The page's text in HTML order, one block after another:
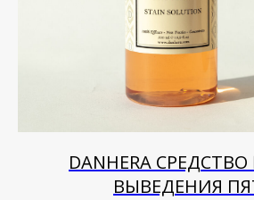
DANHERA
ВЫВЕДЕНИЯ